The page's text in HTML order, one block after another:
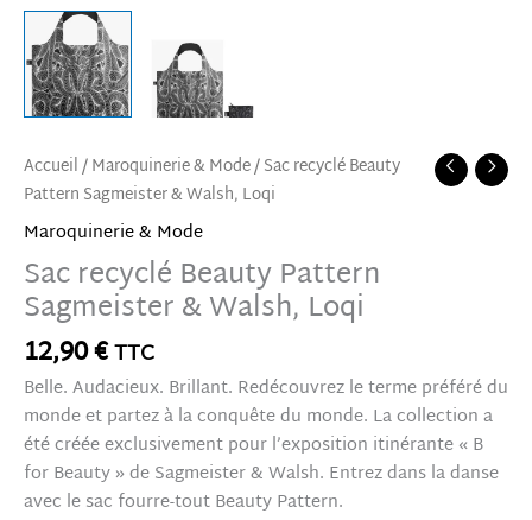
Accueil/Maroquinerie & Mode/ Sac recyclé Beauty
Pattern Sagmeister & Walsh, Loqi
Maroquinerie & Mode
Sac recyclé Beauty Pattern
Sagmeister & Walsh, Loqi
12,90€TTC
Belle. Audacieux. Brillant. Redécouvrez le terme préféré du
monde et partez à la conquête du monde. La collection a
été créée exclusivement pour l’exposition itinérante « B
for Beauty » de Sagmeister & Walsh. Entrez dans la danse
avec le sac fourre-tout Beauty Pattern.